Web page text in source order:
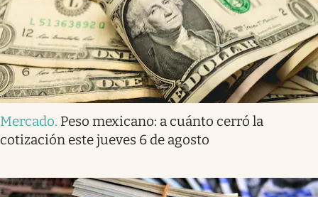
Mercado. Peso mexicano: a cuánto cerró la
cotización este jueves 6 de agosto